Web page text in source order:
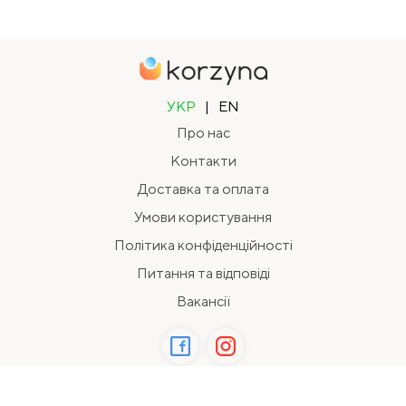
УКР |
EN
Про нас
Контакти
Доставка та оплата
Умови користування
Політика конфіденційності
Питання та відповіді
Вакансії